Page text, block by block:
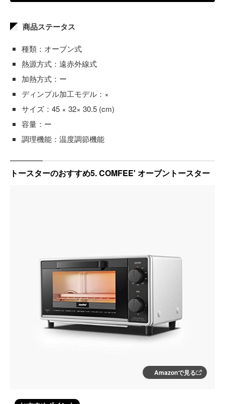
商品ステータス
種類：オーブン式
熱源方式：遠赤外線式
加熱方式：ー
ディンプル加工モデル：×
サイズ：45 × 32× 30.5 (cm)
容量：ー
調理機能：温度調節機能
トースターのおすすめ5. COMFEE' オーブントースター
Amazonで見る